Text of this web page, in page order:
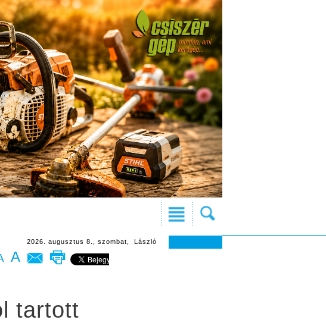
2026. augusztus 8., szombat, László
A
tartott